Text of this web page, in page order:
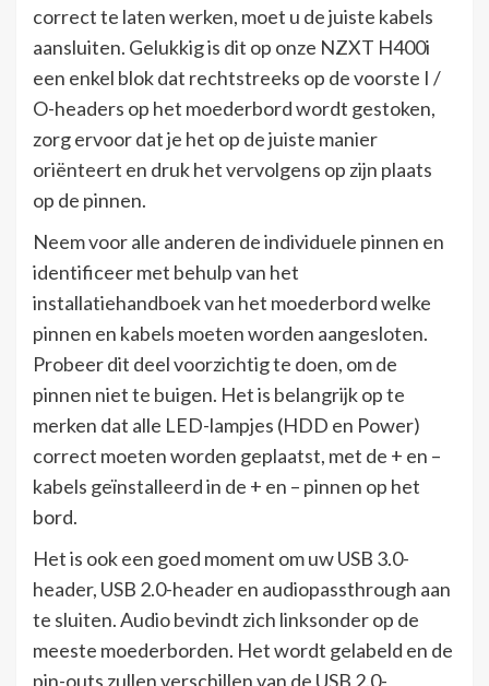
correct te laten werken, moet u de juiste kabels
aansluiten. Gelukkig is dit op onze NZXT H400i
een enkel blok dat rechtstreeks op de voorste I /
O-headers op het moederbord wordt gestoken,
zorg ervoor dat je het op de juiste manier
oriënteert en druk het vervolgens op zijn plaats
op de pinnen.
Neem voor alle anderen de individuele pinnen en
identificeer met behulp van het
installatiehandboek van het moederbord welke
pinnen en kabels moeten worden aangesloten.
Probeer dit deel voorzichtig te doen, om de
pinnen niet te buigen. Het is belangrijk op te
merken dat alle LED-lampjes (HDD en Power)
correct moeten worden geplaatst, met de + en –
kabels geïnstalleerd in de + en – pinnen op het
bord.
Het is ook een goed moment om uw USB 3.0-
header, USB 2.0-header en audiopassthrough aan
te sluiten. Audio bevindt zich linksonder op de
meeste moederborden. Het wordt gelabeld en de
pin-outs zullen verschillen van de USB 2.0-